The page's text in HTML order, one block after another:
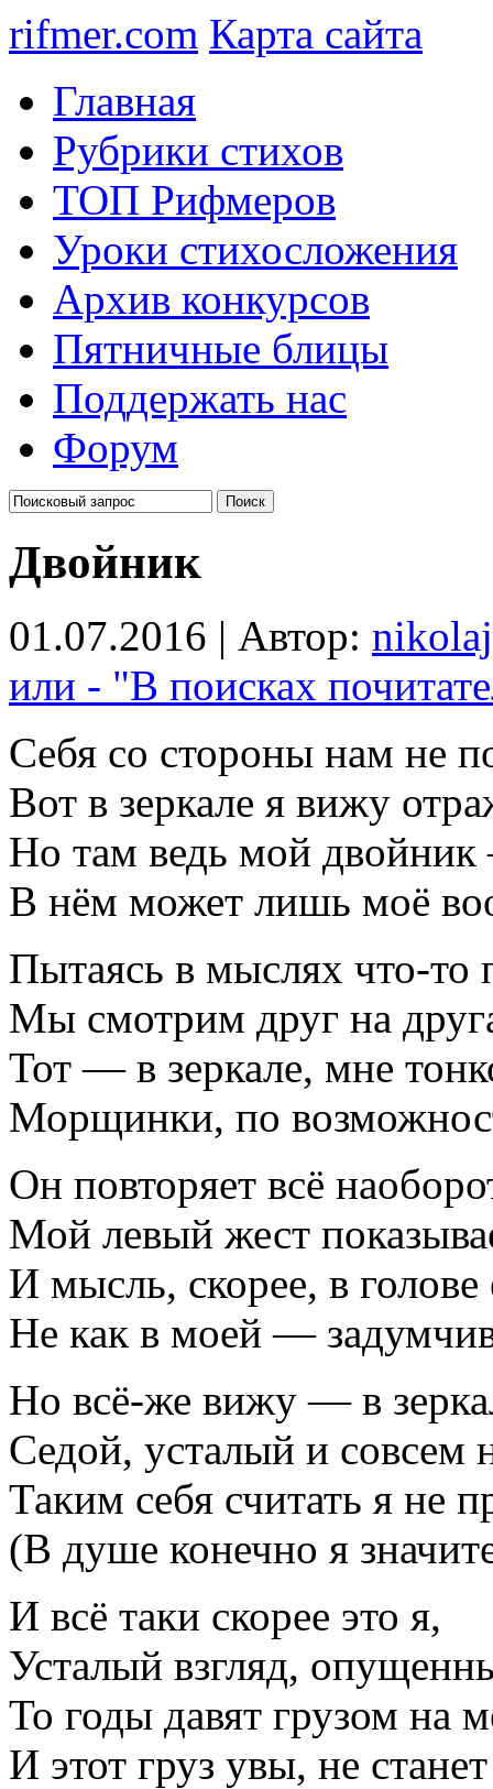
rifmer.com Карта сайта
Главная
Рубрики стихов
ТОП Рифмеров
Уроки стихосложения
Архив конкурсов
Пятничные блицы
Поддержать нас
Форум
Двойник
01.07.2016 | Автор: nikolaj
или - "В поисках
Себя со стороны нам не
Вот в зеркале я вижу
Но там ведь мой двойник
В нём может лишь моё
Пытаясь в мыслях что-то
Мы смотрим друг на
Тот — в зеркале, мне
Морщинки, по
Он повторяет всё
Мой левый жест
И мысль, скорее, в голове
Не как в моей —
Но всё-же вижу — в
Седой, усталый и совсем
Таким себя считать я не
(В душе конечно я
И всё таки скорее это я,
Усталый взгляд,
То годы давят грузом на
И этот груз увы, не